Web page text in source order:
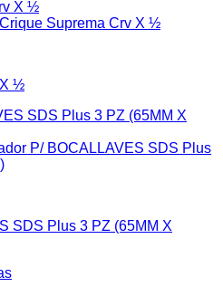
½
SDS Plus 3 PZ (65MM X